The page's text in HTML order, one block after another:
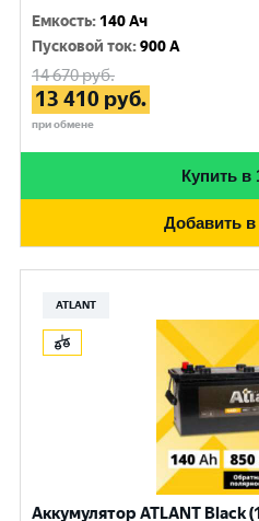
Емкость: 140 Ач
Пусковой ток:900 A
14 670руб.
13 410 руб.
при обмене
Купить в
Добавить в
ATLANT
Аккумулятор ATLANT Black